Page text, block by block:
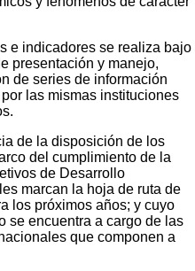
2024
es una publicación
la información estadística
y fenómenos de carácter
e indicadores se realiza bajo
presentación y manejo,
de series de información
las mismas instituciones